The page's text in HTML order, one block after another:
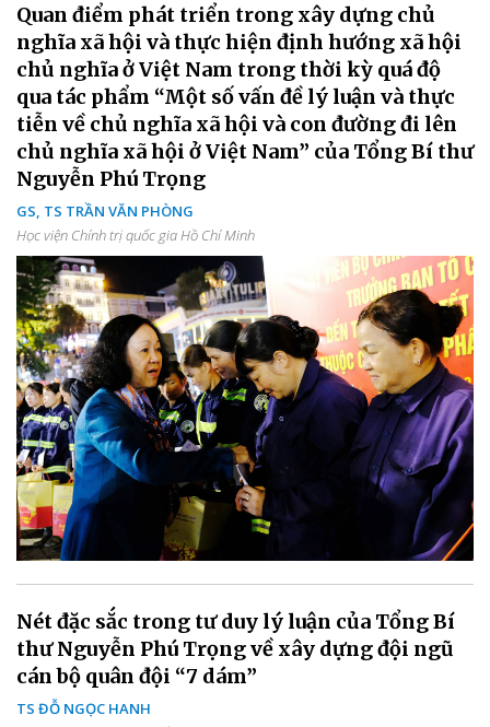
Quan điểm phát triển trong xây dựng chủ
nghĩa xã hội và thực hiện định hướng xã hội
chủ nghĩa ở Việt Nam trong thời kỳ quá độ
qua tác phẩm “Một số vấn đề lý luận và thực
tiễn về chủ nghĩa xã hội và con đường đi lên
chủ nghĩa xã hội ở Việt Nam” của Tổng Bí thư
Nguyễn Phú Trọng
GS, TS TRẦN VĂN PHÒNG
Học viện Chính trị quốc gia Hồ Chí Minh
Nét đặc sắc trong tư duy lý luận của Tổng Bí
thư Nguyễn Phú Trọng về xây dựng đội ngũ
cán bộ quân đội “7 dám”
TS ĐỖ NGỌC HANH